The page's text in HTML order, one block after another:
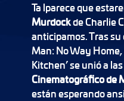
Ta lparece que
Murdockde Charlie
anticipamos. Tras
Man: No Way Home,
Kitchen’ se unió a
Cinematográfico de
están esperando